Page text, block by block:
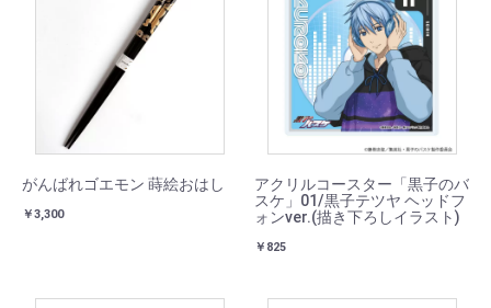
がんばれゴエモン 蒔絵おはし
￥3,300
アクリルコースター「黒子のバ
スケ」01/黒子テツヤ ヘッドフ
ォンver.(描き下ろしイラスト)
￥825